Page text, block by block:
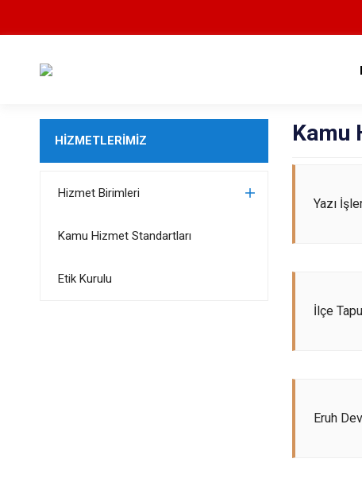
HİZMETLERİMİZ
Hizmet Birimleri
Kamu Hizmet Standartları
Etik Kurulu
Kamu
Yazı
İlçe
Eruh